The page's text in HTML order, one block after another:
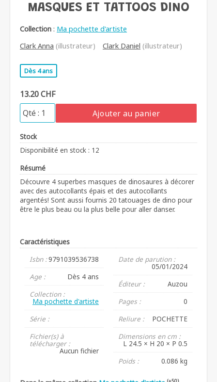
MASQUES ET TATTOOS DINO
Collection : Ma pochette d'artiste
Clark Anna (illustrateur) Clark Daniel (illustrateur)
Dès 4 ans
13.20 CHF
Ajouter au panier
Stock
Disponibilité en stock : 12
Résumé
Découvre 4 superbes masques de dinosaures à décorer
avec des autocollants épais et des autocollants
argentés! Sont aussi fournis 20 tatouages de dino pour
être le plus beau ou la plus belle pour aller danser.
Caractéristiques
Isbn :9791039536738
Age :
Dès 4 ans
Collection :
Ma pochette d'artiste
Série :
Fichier(s) à
télécharger :
Aucun fichier
Date de parution :
05/01/2024
Éditeur :
Auzou
Pages :
0
Reliure :
POCHETTE
Dimensions en cm :
L 24.5 × H 20 × P 0.5
Poids :
0.086 kg